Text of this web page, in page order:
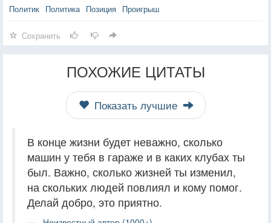
Политик Политика Позиция Проигрыш
Сохранить
ПОХОЖИЕ ЦИТАТЫ
Показать лучшие
В конце жизни будет неважно, сколько
машин у тебя в гараже и в каких клубах ты
был. Важно, сколько жизней ты изменил,
на скольких людей повлиял и кому помог.
Делай добро, это приятно.